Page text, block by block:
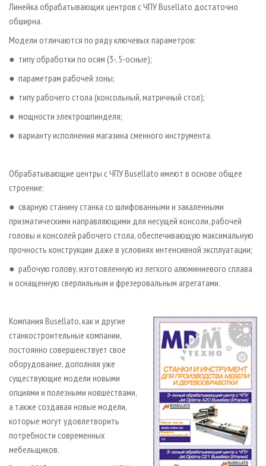
Линейка обрабатывающих центров с ЧПУ Busellato достаточно
обширна.
Модели отличаются по ряду ключевых параметров:
● типу обработки по осям (3-, 5-осные);
● параметрам рабочей зоны;
● типу рабочего стола (консольный, матричный стол);
● мощности электрошпинделя;
● варианту исполнения магазина сменного инструмента.
Обрабатывающие центры c ЧПУ Busellato имеют в основе общее
строение:
● сварную станину станка со шлифованными и закаленными
призматическими направляющими для несущей консоли, рабочей
головы и консолей рабочего стола, обеспечивающую максимальную
прочность конструкции даже в условиях интенсивной эксплуатации;
● рабочую голову, изготовленную из легкого алюминиевого сплава
и оснащенную сверлильным и фрезеровальным агрегатами.
Компания Busellato, как и другие
cтанкостроительные компании,
постоянно совершенствует свое
оборудование, дополняя уже
существующие модели новыми
опциями и полезными новшествами,
а также создавая новые модели,
которые могут удовлетворить
потребности современных
мебельщиков.